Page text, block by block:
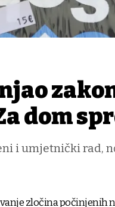
dom
i umjetnički rad,
zločina počinjenih